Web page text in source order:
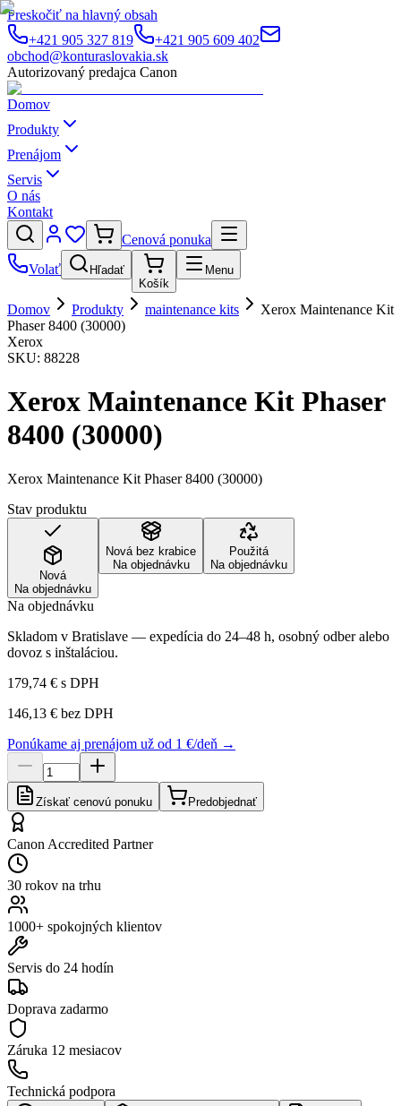
Preskočiť na hlavný obsah
+421 905 327 819
+421 905 609 402
obchod@konturaslovakia.sk
Autorizovaný predajca Canon
Domov
Produkty
Prenájom
Servis
O nás
Kontakt
Cenová ponuka
Volať
Hľadať
Košík
Menu
Domov Produkty maintenance kits
Xerox Maintenance Kit
Phaser 8400 (30000)
Xerox
SKU: 88228
Xerox Maintenance Kit Phaser
8400 (30000)
Xerox Maintenance Kit Phaser 8400 (30000)
Stav produktu
Nová
Na objednávku
Nová bez krabice
Na objednávku
Použitá
Na objednávku
Na objednávku
Skladom v Bratislave — expedícia do 24–48 h, osobný odber alebo
dovoz s inštaláciou.
179,74 € s DPH
146,13 € bez DPH
Ponúkame aj prenájom už od 1 €/deň →
Získať cenovú ponuku Predobjednať
Canon Accredited Partner
30 rokov na trhu
1000+ spokojných klientov
Servis do 24 hodín
Doprava zadarmo
Záruka 12 mesiacov
Technická podpora